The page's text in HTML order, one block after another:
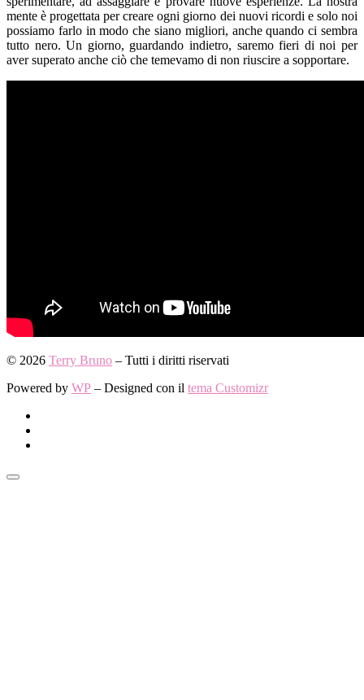
mente è progettata per creare ogni giorno dei nuovi ricordi e solo noi
possiamo farlo in modo che siano migliori, anche quando ci sembra
tutto nero. Un giorno, guardando indietro, saremo fieri di noi per
aver superato anche ciò che temevamo di non riuscire a sopportare.
© 2026 Terry Bruno – Tutti i diritti riservati
Powered by WP – Designed con il tema Customizr